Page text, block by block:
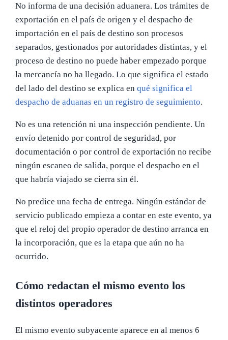
No informa de una decisión aduanera. Los trámites de
exportación en el país de origen y el despacho de
importación en el país de destino son procesos
separados, gestionados por autoridades distintas, y el
proceso de destino no puede haber empezado porque
la mercancía no ha llegado. Lo que significa el estado
del lado del destino se explica en qué significa el
despacho de aduanas en un registro de seguimiento.
No es una retención ni una inspección pendiente. Un
envío detenido por control de seguridad, por
documentación o por control de exportación no recibe
ningún escaneo de salida, porque el despacho en el
que habría viajado se cierra sin él.
No predice una fecha de entrega. Ningún estándar de
servicio publicado empieza a contar en este evento, ya
que el reloj del propio operador de destino arranca en
la incorporación, que es la etapa que aún no ha
ocurrido.
Cómo redactan el mismo evento los
distintos operadores
El mismo evento subyacente aparece en al menos 6